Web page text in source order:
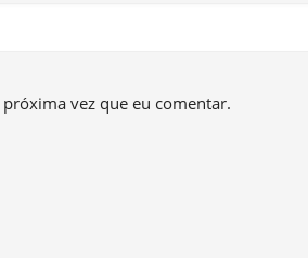
vez que eu comentar.